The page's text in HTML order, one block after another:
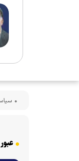
عبور ۱۵ فروند کشتی با مجوز سپاه از تنگه هرمز طی شبانه روز گذشته